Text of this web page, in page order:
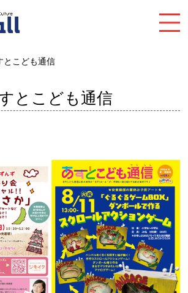
とこども通信
とこども通信